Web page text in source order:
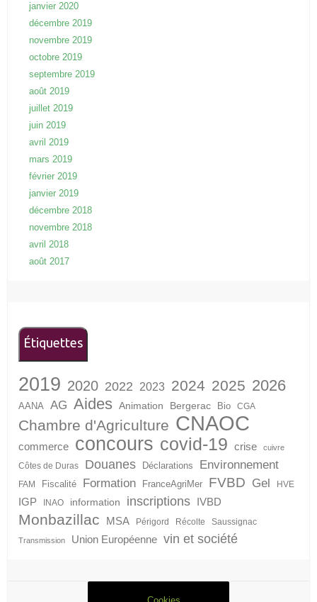
janvier 2020
décembre 2019
novembre 2019
octobre 2019
septembre 2019
août 2019
juillet 2019
juin 2019
avril 2019
mars 2019
février 2019
janvier 2019
décembre 2018
novembre 2018
avril 2018
août 2017
Étiquettes
2019 2020 2022 2023 2024 2025 2026
AANA AG Aides Animation Bergerac Bio CGA
Chambre d'Agriculture CNAOC
commerce concours covid-19 crise cuivre
Côtes de Duras Douanes Déclarations Environnement
FAM Fiscalité Formation FranceAgriMer FVBD Gel HVE
IGP INAO information inscriptions IVBD
Monbazillac MSA Périgord Récolte Saussignac
Transmission Union Européenne vin et société